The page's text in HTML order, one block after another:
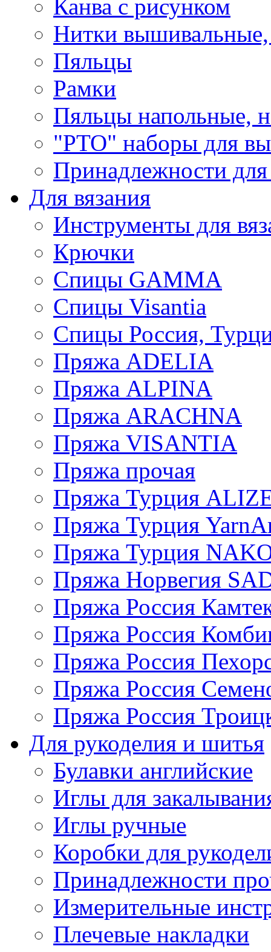
Канва с рисунком
Нитки
Пяльцы
Рамки
Пяльцы напольные,
"РТО" наборы для
Принадлежности
Для вязания
Инструменты для
Крючки
Спицы GAMMA
Спицы Visantia
Спицы Россия,
Пряжа ADELIA
Пряжа ALPINA
Пряжа ARACHNA
Пряжа VISANTIA
Пряжа прочая
Пряжа Турция
Пряжа Турция
Пряжа Турция
Пряжа Норвегия
Пряжа Россия
Пряжа Россия
Пряжа Россия
Пряжа Россия
Пряжа Россия
Для рукоделия и шитья
Булавки английские
Иглы для
Иглы ручные
Коробки для
Принадлежности
Измерительные
Плечевые накладки